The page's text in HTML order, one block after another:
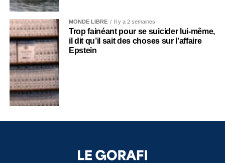
MONDE LIBRE Il y a 2 semaines
Trop fainéant pour se suicider lui-même,
il dit qu’il sait des choses sur l’affaire
Epstein